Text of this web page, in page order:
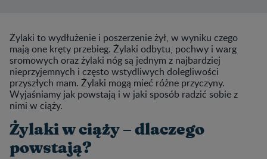
Żylaki to wydłużenie i poszerzenie żył, w wyniku czego
mają one kręty przebieg. Żylaki odbytu, pochwy i warg
sromowych oraz żylaki nóg są jednym z najbardziej
nieprzyjemnych i często wstydliwych dolegliwości
przyszłych mam. Żylaki mogą mieć różne przyczyny.
Wyjaśniamy jak powstają i w jaki sposób radzić sobie z
nimi w ciąży.
Żylaki w ciąży – dlaczego
powstają?